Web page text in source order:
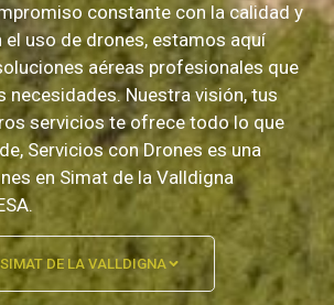
constante con la calidad y
el uso de drones, estamos aquí
aéreas profesionales que
necesidades. Nuestra visión, tus
servicios te ofrece todo lo que
Servicios con Drones es una
en Simat de la Valldigna
DE LA VALLDIGNA